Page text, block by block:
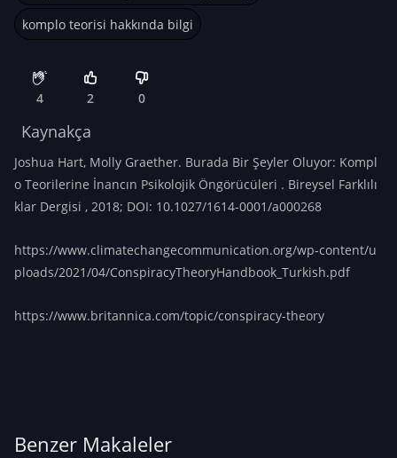
komplo teorisi hakkında bilgi
4 2 0
Kaynakça
Joshua Hart, Molly Graether. Burada Bir Şeyler Oluyor: Kompl
o Teorilerine İnancın Psikolojik Öngörücüleri . Bireysel Farklılı
klar Dergisi , 2018; DOI: 10.1027/1614-0001/a000268
https://www.climatechangecommunication.org/wp-content/u
ploads/2021/04/ConspiracyTheoryHandbook_Turkish.pdf
https://www.britannica.com/topic/conspiracy-theory
Benzer Makaleler